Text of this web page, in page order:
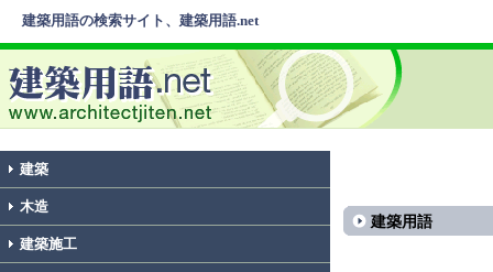
建築用語の検索サイト、建築用語.net
建築
木造
建築施工
建築用語